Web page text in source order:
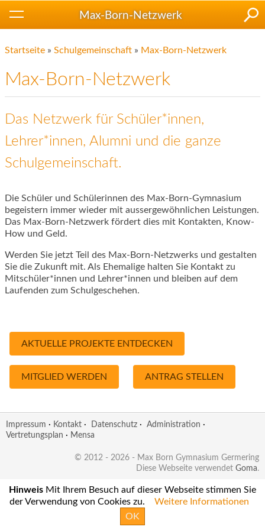
Max-Born-Netzwerk
Startseite » Schulgemeinschaft » Max-Born-Netzwerk
Max-Born-Netzwerk
Das Netzwerk für Schüler*innen,
Lehrer*innen, Alumni und die ganze
Schulgemeinschaft.
Die Schüler und Schülerinnen des Max-Born-Gymnasium
begeistern immer wieder mit aussergewöhnlichen Leistungen.
Das Max-Born-Netzwerk fördert dies mit Kontakten, Know-
How und Geld.
Werden Sie jetzt Teil des Max-Born-Netzwerks und gestalten
Sie die Zukunft mit. Als Ehemalige halten Sie Kontakt zu
Mitschüler*innen und Lehrer*innen und bleiben auf dem
Laufenden zum Schulgeschehen.
AKTUELLE PROJEKTE ENTDECKEN
MITGLIED WERDEN ANTRAG STELLEN
Impressum · Kontakt · Datenschutz · Administration ·
Vertretungsplan · Mensa
© 2012 - 2026 - Max Born Gymnasium Germering
Diese Webseite verwendet Goma.
Hinweis Mit Ihrem Besuch auf dieser Webseite stimmen Sie
der Verwendung von Cookies zu.
Weitere Informationen
OK